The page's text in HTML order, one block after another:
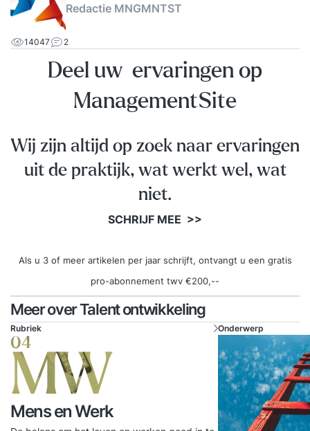
Redactie MNGMNTST
14047 2
Deel uw ervaringen op
ManagementSite
Wij zijn altijd op zoek naar ervaringen
uit de praktijk, wat werkt wel, wat
niet.
SCHRIJF MEE >>
Als u 3 of meer artikelen per jaar schrijft, ontvangt u een gratis
pro-abonnement twv €200,--
Meer over Talent ontwikkeling
Rubriek
04
MW
Mens en Werk
Onderwerp